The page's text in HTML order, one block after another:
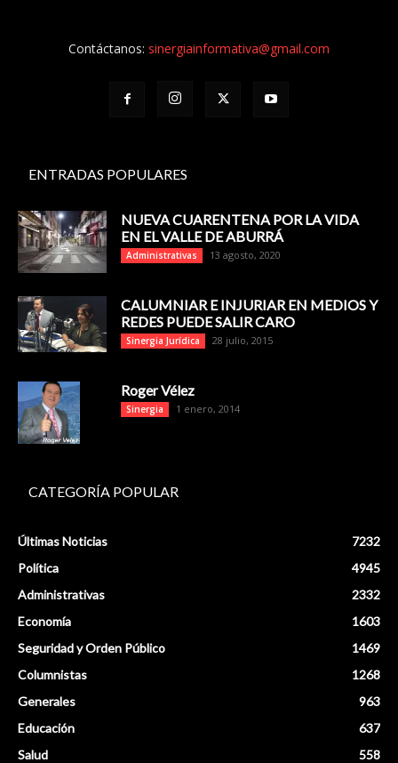
Contáctanos: sinergiainformativa@gmail.com
ENTRADAS POPULARES
NUEVA CUARENTENA POR LA VIDA
EN EL VALLE DE ABURRÁ
Administrativas 13 agosto, 2020
CALUMNIAR E INJURIAR EN MEDIOS Y
REDES PUEDE SALIR CARO
Sinergia Jurídica 28 julio, 2015
Roger Vélez
Sinergia 1 enero, 2014
CATEGORÍA POPULAR
Últimas Noticias
7232
Política
4945
Administrativas
2332
Economía
1603
Seguridad y Orden Público
1469
Columnistas
1268
Generales
963
Educación
637
Salud
558